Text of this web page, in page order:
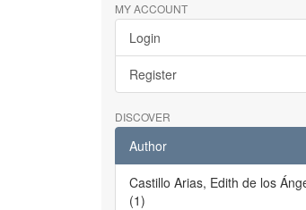
MY ACCOUNT
Login
Register
DISCOVER
Author
Castillo Arias, Edith de los
(1)